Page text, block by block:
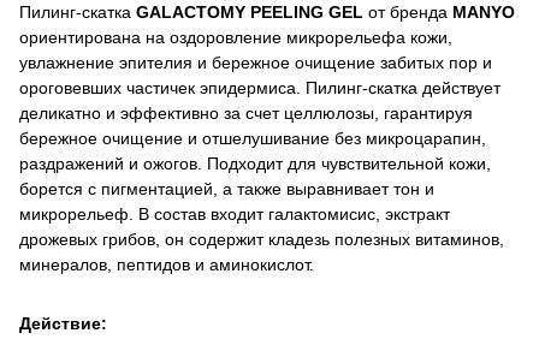
Пилинг-скатка GALACTOMY PEELING GEL от бренда MANYO
ориентирована на оздоровление микрорельефа кожи,
увлажнение эпителия и бережное очищение забитых пор и
ороговевших частичек эпидермиса. Пилинг-скатка действует
деликатно и эффективно за счет целлюлозы, гарантируя
бережное очищение и отшелушивание без микроцарапин,
раздражений и ожогов. Подходит для чувствительной кожи,
борется с пигментацией, а также выравнивает тон и
микрорельеф. В состав входит галактомисис, экстракт
дрожевых грибов, он содержит кладезь полезных витаминов,
минералов, пептидов и аминокислот.
Действие: